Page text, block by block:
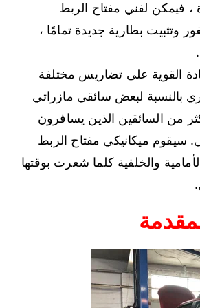
، فيمكن لفني مفتاح الربط
وتثبيت بطارية جديدة تمامًا ،
القوية على تضاريس مختلفة
بالنسبة لبعض سائقي مازراتي
من السائقين الذين يسافرون
سيقوم ميكانيكي مفتاح الربط
والخلفية كلما شعرت بوقتها